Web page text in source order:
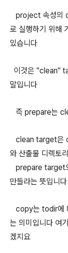
project 속성의
로 실행하기 위해
있습니다
이것은 "clean"
말입니다
즉 prepare는
clean target은
와 산출물 디렉토
prepare target
만들라는 뜻입니다
copy는 todir에
는 의미입니다 여
겠지요